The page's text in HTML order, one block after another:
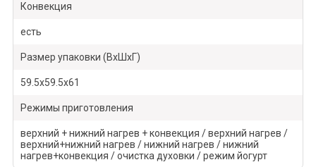
Конвекция
есть
Размер упаковки (ВхШхГ)
59.5х59.5х61
Режимы приготовления
верхний + нижний нагрев + конвекция / верхний нагрев /
верхний+нижний нагрев / нижний нагрев / нижний
нагрев+конвекция / очистка духовки / режим йогурт